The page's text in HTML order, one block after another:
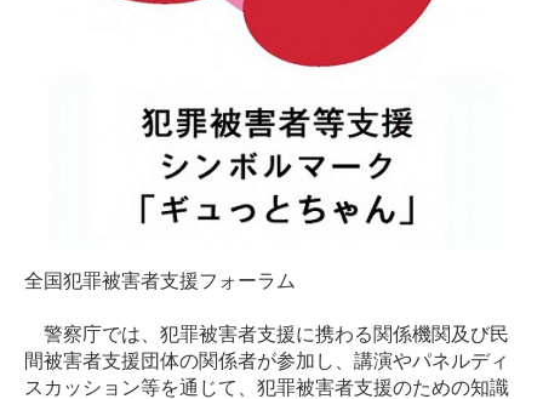
全国犯罪被害者支援フォーラム
警察庁では、犯罪被害者支援に携わる関係機関及び民
間被害者支援団体の関係者が参加し、講演やパネルディ
スカッション等を通じて、犯罪被害者支援のための知識